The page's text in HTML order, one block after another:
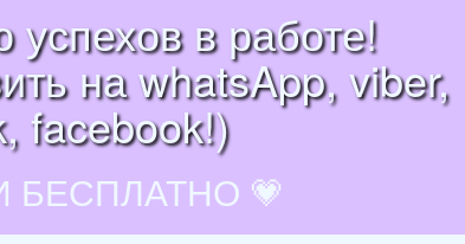
успехов в работе!
на whatsApp, viber,
facebook!)
БЕСПЛАТНО 💗